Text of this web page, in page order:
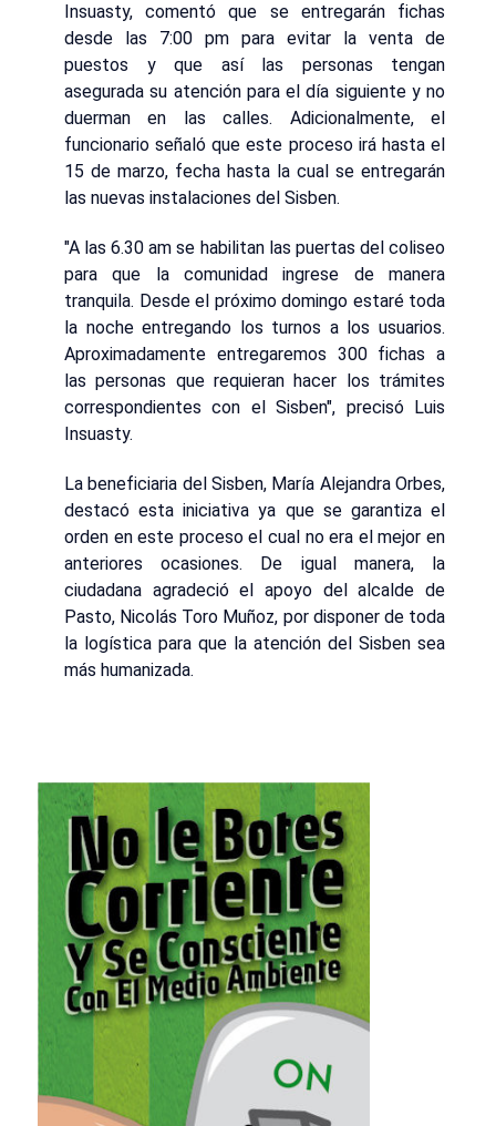
Insuasty, comentó que se entregarán fichas
desde las 7:00 pm para evitar la venta de
puestos y que así las personas tengan
asegurada su atención para el día siguiente y no
duerman en las calles. Adicionalmente, el
funcionario señaló que este proceso irá hasta el
15 de marzo, fecha hasta la cual se entregarán
las nuevas instalaciones del Sisben.
"A las 6.30 am se habilitan las puertas del coliseo
para que la comunidad ingrese de manera
tranquila. Desde el próximo domingo estaré toda
la noche entregando los turnos a los usuarios.
Aproximadamente entregaremos 300 fichas a
las personas que requieran hacer los trámites
correspondientes con el Sisben", precisó Luis
Insuasty.
La beneficiaria del Sisben, María Alejandra Orbes,
destacó esta iniciativa ya que se garantiza el
orden en este proceso el cual no era el mejor en
anteriores ocasiones. De igual manera, la
ciudadana agradeció el apoyo del alcalde de
Pasto, Nicolás Toro Muñoz, por disponer de toda
la logística para que la atención del Sisben sea
más humanizada.